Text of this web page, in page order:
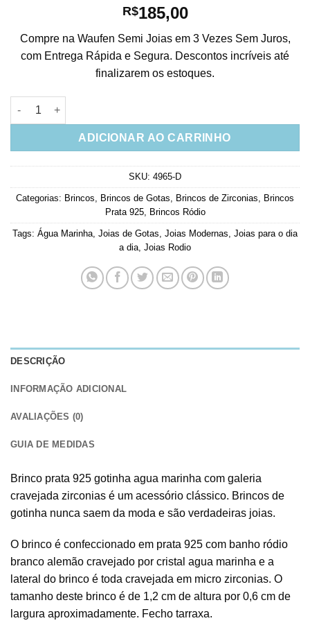
R$185,00
Compre na Waufen Semi Joias em 3 Vezes Sem Juros,
com Entrega Rápida e Segura. Descontos incríveis até
finalizarem os estoques.
Brinco Prata 925 Gotinha Agua Marinha Com Galeria
ADICIONAR AO CARRINHO
SKU: 4965-D
Categorias: Brincos Brincos de Gotas Brincos de Zirconias
Brincos
Prata 925, Brincos Ródio
Tags: Água Marinha Joias de Gotas Joias Modernas Joias para o dia
a dia Joias Rodio
DESCRIÇÃO
INFORMAÇÃO ADICIONAL
AVALIAÇÕES (0)
GUIA DE MEDIDAS
Brinco prata 925 gotinha agua marinha com galeria
cravejada zirconias é um acessório clássico. Brincos de
gotinha nunca saem da moda e são verdadeiras joias.
O brinco é confeccionado em prata 925 com banho ródio
branco alemão cravejado por cristal agua marinha e a
lateral do brinco é toda cravejada em micro zirconias. O
tamanho deste brinco é de 1,2 cm de altura por 0,6 cm de
largura aproximadamente. Fecho tarraxa.